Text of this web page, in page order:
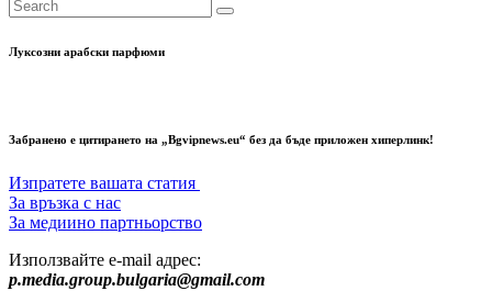
Луксозни арабски парфюми
Забранено е цитирането на „Bgvipnews.eu“ без да бъде приложен хиперлинк!
Изпратете вашата статия
За връзка с нас
За медиино партньорство
Използвайте e-mail адрес:
p.media.group.bulgaria@gmail.com